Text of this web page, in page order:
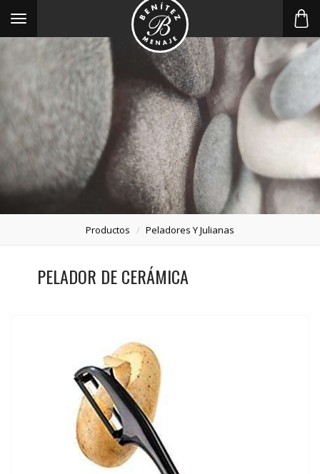
Toggle
navigation
Productos Peladores Y Julianas
PELADOR DE CERÁMICA